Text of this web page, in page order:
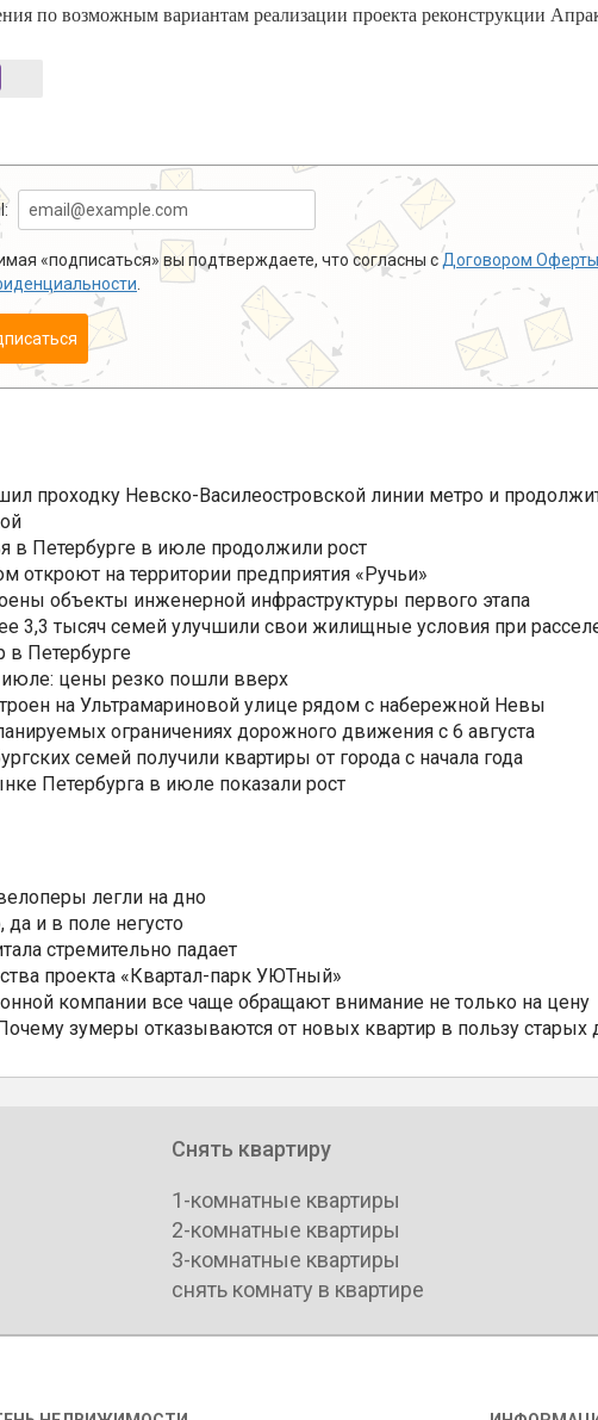
по возможным вариантам реализации проекта реконструкции
«подписаться» вы подтверждаете, что согласны с Договором Оферты
проходку Невско-Василеостровской линии метро и
в Петербурге в июле продолжили рост
откроют на территории предприятия «Ручьи»
объекты инженерной инфраструктуры первого этапа
3,3 тысяч семей улучшили свои жилищные условия при
в Петербурге
цены резко пошли вверх
на Ультрамариновой улице рядом с набережной Невы
ограничениях дорожного движения с 6 августа
семей получили квартиры от города с начала года
Петербурга в июле показали рост
легли на дно
и в поле негусто
стремительно падает
проекта «Квартал-парк УЮТный»
компании все чаще обращают внимание не только на цену
зумеры отказываются от новых квартир в пользу старых
Снять квартиру
1-комнатные квартиры
2-комнатные квартиры
3-комнатные квартиры
снять комнату в квартире